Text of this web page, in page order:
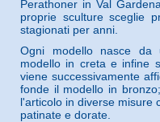
Perathoner in Val
proprie sculture sceglie
stagionati per anni.
Ogni modello nasce da
modello in creta e infine
viene successivamente
fonde il modello in
l'articolo in diverse misure
patinate e dorate.